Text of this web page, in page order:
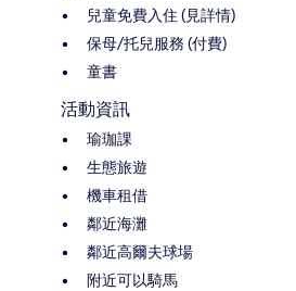
兒童免費入住 (見詳情)
保母/托兒服務 (付費)
童書
活動資訊
瑜珈課
生態旅遊
機車租借
鄰近海灘
鄰近高爾夫球場
附近可以騎馬